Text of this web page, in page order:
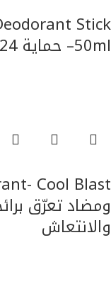
Stick
50ml– حماية 24 ساعة ورائحة رجولية جريئة
ومضاد تعرّق
والانتعاش